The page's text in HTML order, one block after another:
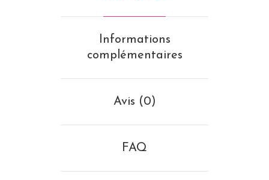
Informations
complémentaires
Avis (0)
FAQ